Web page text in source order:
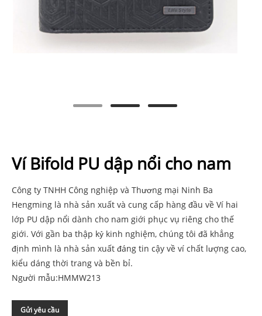
Ví Bifold PU dập nổi cho nam
Công ty TNHH Công nghiệp và Thương mại Ninh Ba
Hengming là nhà sản xuất và cung cấp hàng đầu về Ví hai
lớp PU dập nổi dành cho nam giới phục vụ riêng cho thế
giới. Với gần ba thập kỷ kinh nghiệm, chúng tôi đã khẳng
định mình là nhà sản xuất đáng tin cậy về ví chất lượng cao,
kiểu dáng thời trang và bền bỉ.
Người mẫu:HMMW213
Gửi yêu cầu